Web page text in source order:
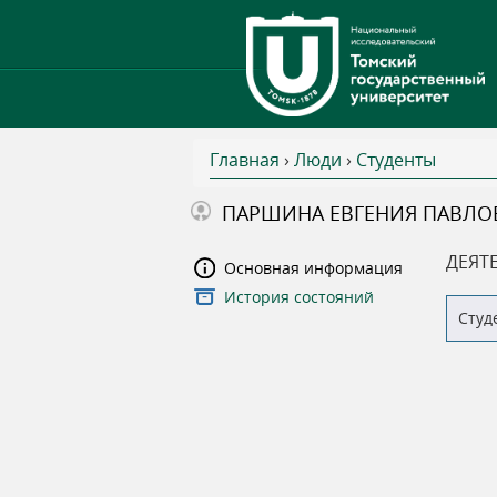
В
ы
з
Главная › Люди › Студенты
ПАРШИНА ЕВГЕНИЯ
Основная информация
История состояний